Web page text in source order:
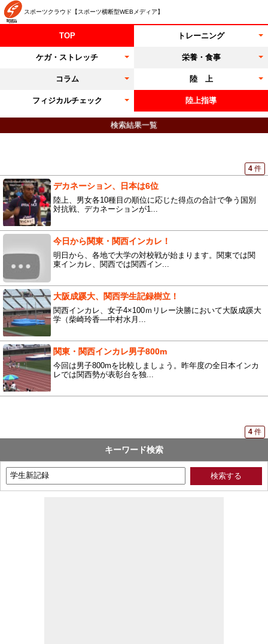
スポーツクラウド【スポーツ横断型WEBメディア】
TOP トレーニング
ケガ・ストレッチ 栄養・食事
コラム 陸 上
フィジカルチェック 陸上指導
検索結果一覧
4 件
デカネーション、日本は6位
陸上、男女各10種目の順位に応じた得点の合計で争う国別
対抗戦、デカネーションが1...
今日から関東・関西インカレ！
明日から、各地で大学の対校戦が始まります。関東では関
東インカレ、関西では関西イン...
大阪成蹊大、関西学生記録樹立！
関西インカレ、女子4×100ｍリレー決勝において大阪成蹊大
学（柴崎玲香―中村水月...
関東・関西インカレ男子800m
今回は男子800mを比較しましょう。昨年度の全日本インカ
レでは関西勢が表彰台を独...
4 件
キーワード検索